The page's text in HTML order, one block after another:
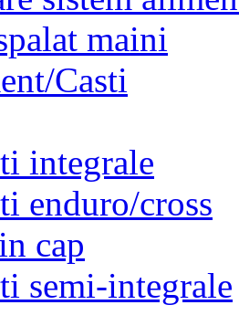
maini
Casti
integrale
enduro/cross
cap
semi-integrale